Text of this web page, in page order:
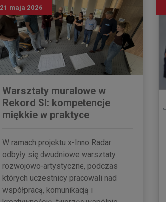
21 maja 2026
Warsztaty muralowe w
Rekord SI: kompetencje
miękkie w praktyce
W ramach projektu x-Inno Radar
odbyły się dwudniowe warsztaty
rozwojowo-artystyczne, podczas
których uczestnicy pracowali nad
współpracą, komunikacją i